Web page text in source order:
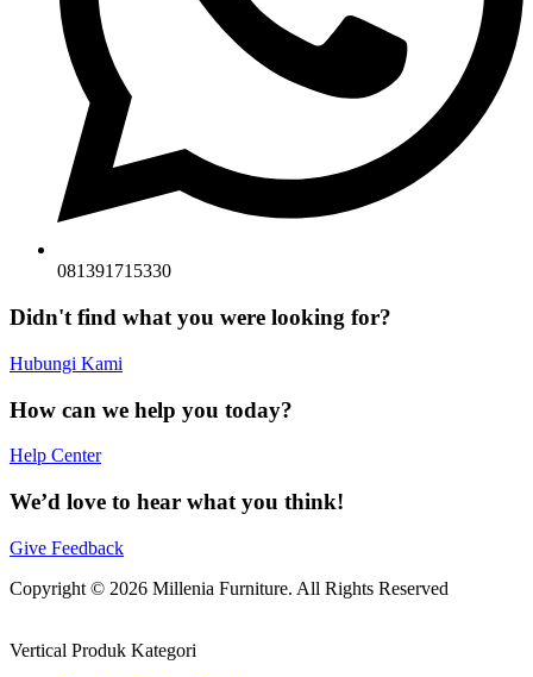
081391715330
Didn't find what you were looking for?
Hubungi Kami
How can we help you today?
Help Center
We’d love to hear what you think!
Give Feedback
Copyright © 2026 Millenia Furniture. All Rights Reserved
Vertical Produk Kategori